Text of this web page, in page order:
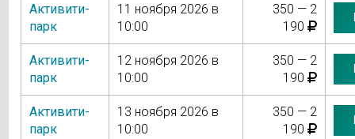
Активити-
парк
11 ноября 2026 в
10:00
350 — 2
190
Активити-
парк
12 ноября 2026 в
10:00
350 — 2
190
Активити-
парк
13 ноября 2026 в
10:00
350 — 2
190